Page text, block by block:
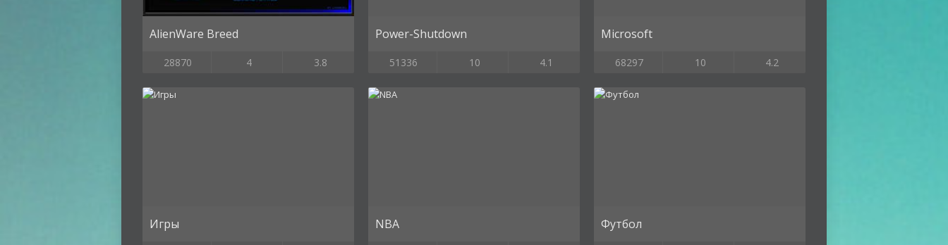
AlienWare Breed
28870 4 3.8
Power-Shutdown
51336 10 4.1
Microsoft
68297 10 4.2
Игры NBA Футбол